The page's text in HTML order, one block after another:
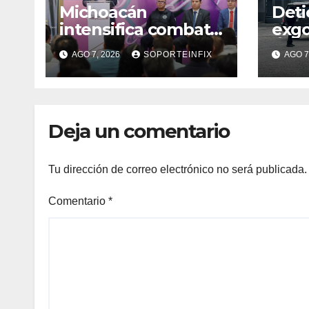
Michoacán
intensifica combate
a la extorsión en
zona aguacatera y
Tierra Caliente
AGO 7, 2026 SOPORTEINFIX AGO
Deja un comentario
Tu dirección de correo electrónico no será publicada.
Comentario *